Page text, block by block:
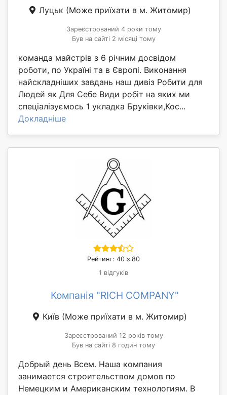
Луцьк (Може приїхати в м. Житомир)
Зареєстрований 4 роки тому
Був на сайті 2 місяці тому
команда майстрів з 6 річним досвідом
роботи, по Україні та в Європі. Виконання
найскладніших завдань наш дивіз Робити для
Людей як Для Себе Види робіт на яких ми
спеціалізуємось 1 укладка Бруківки,Кос...
Докладніше
Рейтинг: 40 з 80
1 відгуків
Компанія "RICH COMPANY"
Київ (Може приїхати в м. Житомир)
Зареєстрований 12 років тому
Був на сайті 8 годин тому
Добрый день Всем. Наша компания
занимается строительством домов по
Немецким и Американским технологиям. В